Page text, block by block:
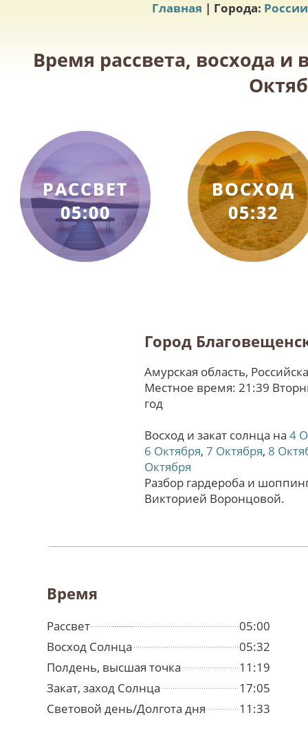
Главная | Города: России
Время рассвета, восхода и
РАССВЕТ
05:00
ВОСХОД
05:32
Город
Амурская область,
Местное время: 21:39
год
Восход и закат солнца на 4
6 Октября, 7 Октября, 8
Октября
Разбор гардероба и
Викторией Воронцовой.
Время
Рассвет
05:00
Восход Солнца
05:32
Полдень, высшая точка
11:19
Закат, заход Солнца
17:05
Световой день/Долгота дня
11:33